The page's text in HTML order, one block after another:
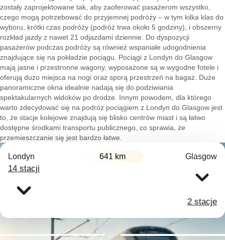
zostały zaprojektowane tak, aby zaoferować pasażerom wszystko,
czego mogą potrzebować do przyjemnej podróży – w tym kilka klas do
wyboru, krótki czas podróży (podróż trwa około 5 godziny), i obszerny
rozkład jazdy z nawet 21 odjazdami dziennie. Do dyspozycji
pasażerów podczas podróży są również wspaniałe udogodnienia
znajdujące się na pokładzie pociągu. Pociągi z Londyn do Glasgow
mają jasne i przestronne wagony, wyposażone są w wygodne fotele i
oferują dużo miejsca na nogi oraz sporą przestrzeń na bagaż. Duże
panoramiczne okna idealnie nadają się do podziwiania
spektakularnych widoków po drodze. Innym powodem, dla którego
warto zdecydować się na podróż pociągiem z Londyn do Glasgow jest
to, że stacje kolejowe znajdują się blisko centrów miast i są łatwo
dostępne środkami transportu publicznego, co sprawia, że
przemieszczanie się jest bardzo łatwe.
Londyn 641 km Glasgow
14 stacji
2 stacje